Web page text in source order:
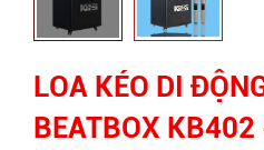
LOA KÉO DI
BEATBOX